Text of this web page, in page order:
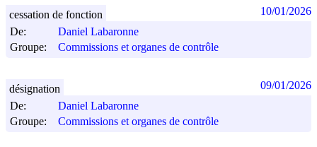
De:
Daniel Labaronne
Groupe:
Commissions et organes de contrôle
cessation de fonction 10/01/2026
De:
Daniel Labaronne
Groupe:
Commissions et organes de contrôle
désignation 09/01/2026